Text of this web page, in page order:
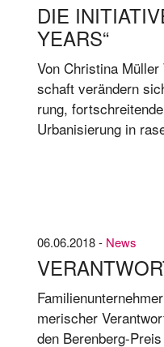
DIE
YEARS“
Von Chris­ti­na Mül­ler Wirt­schaft und Ge­sell­
schaft ver­än­dern
rung,
Ur­ba­ni­sie­rung in
06.06.2018 - News
me­ri­scher
den Be­ren­berg-